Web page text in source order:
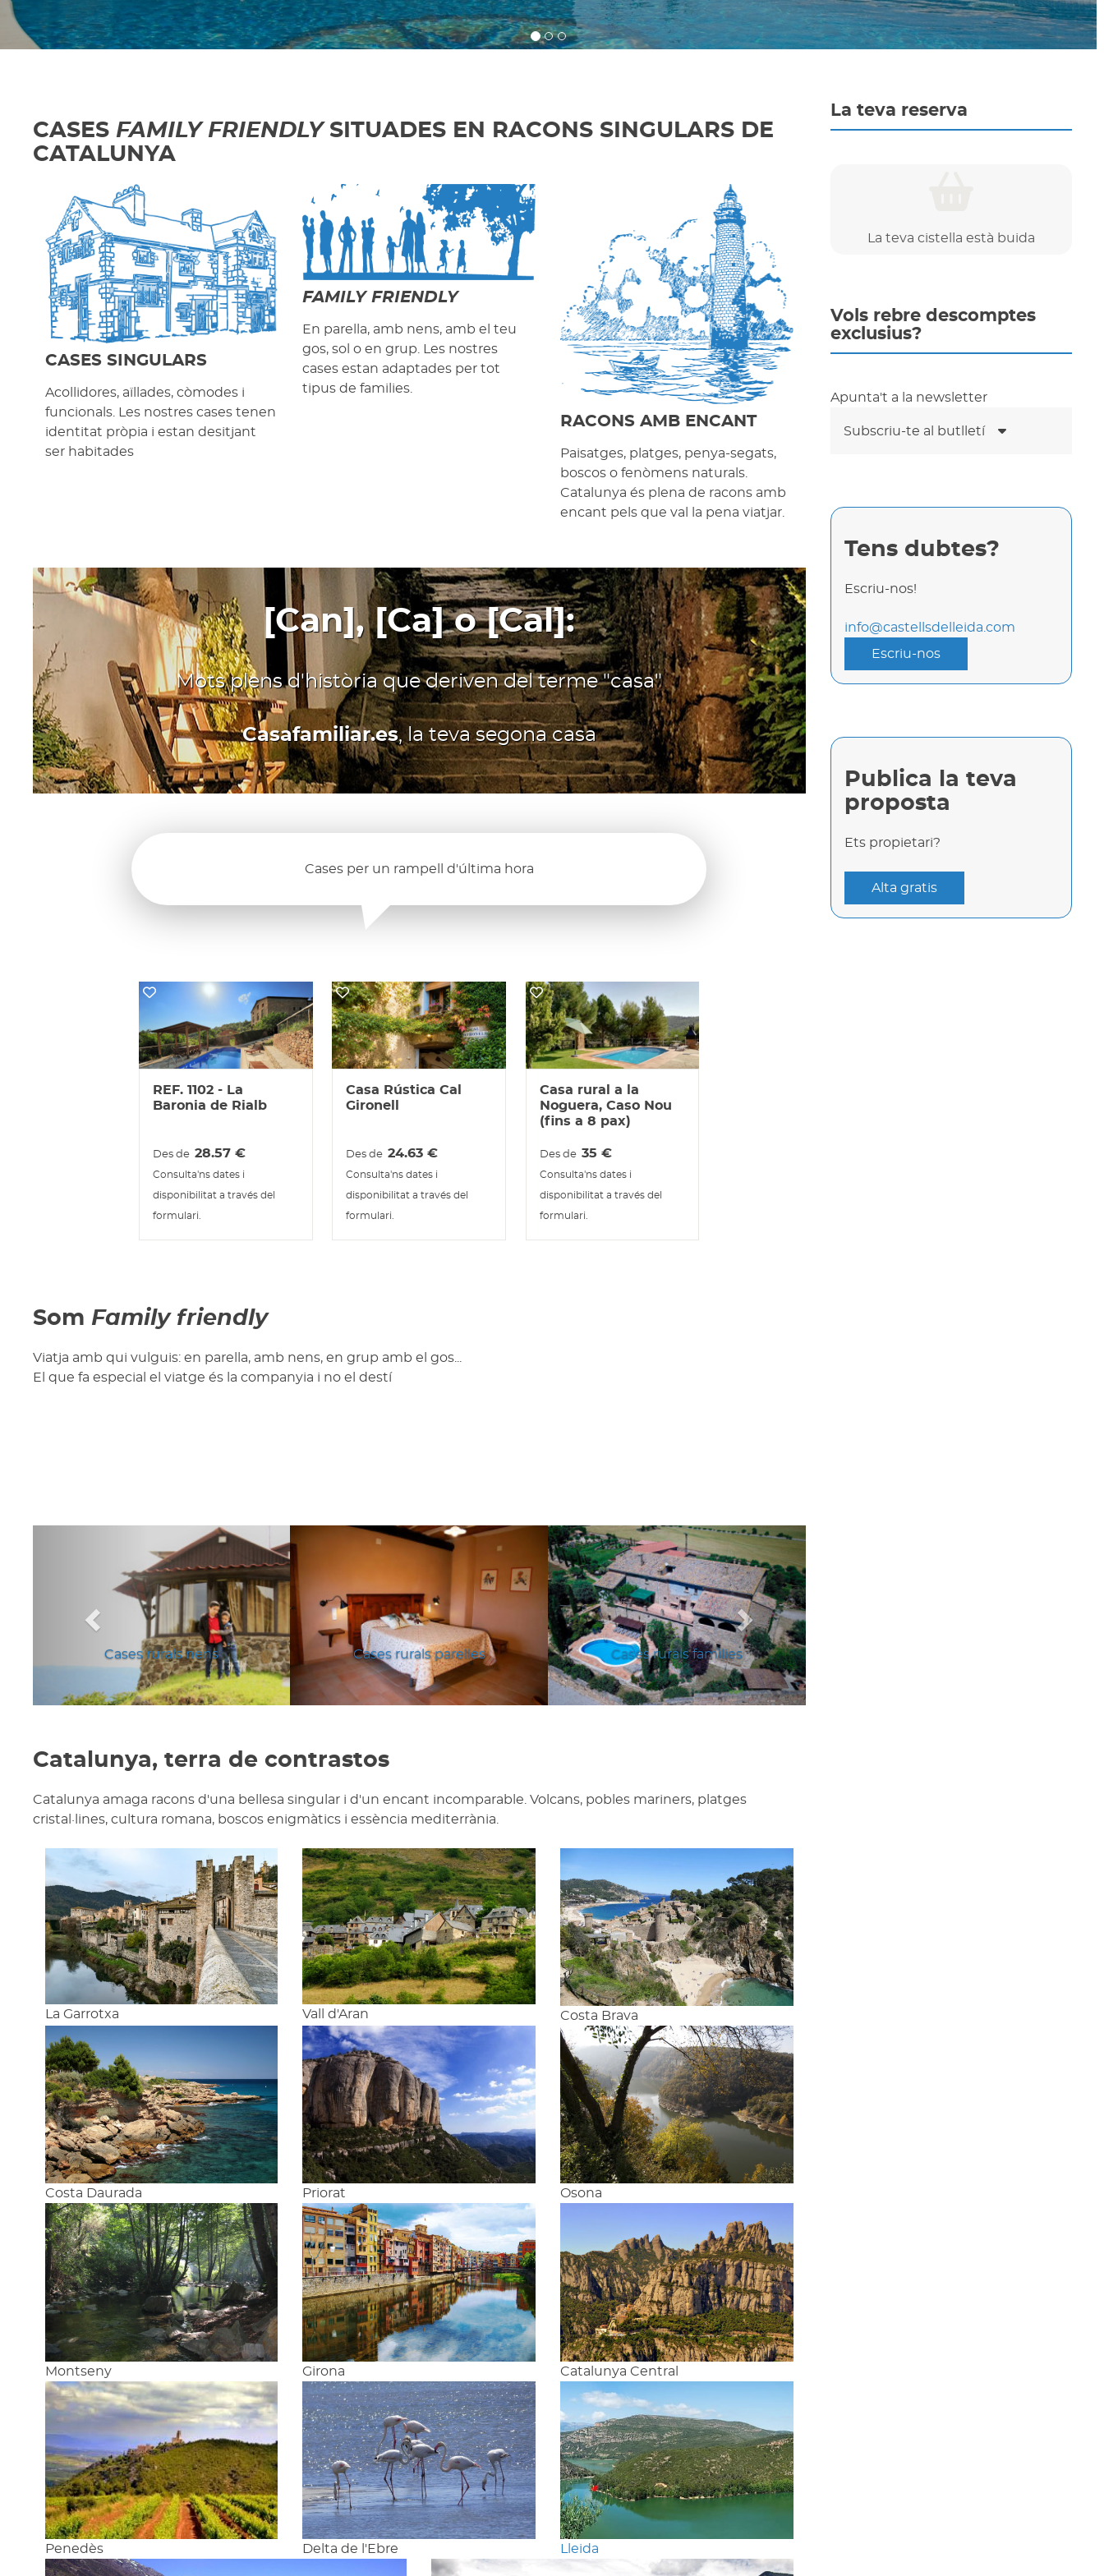
CASES FAMILY FRIENDLYSITUADES EN RACONS SINGULARS DE
CATALUNYA
CASES SINGULARS
Acollidores, aïllades, còmodes i
funcionals. Les nostres cases tenen
identitat pròpia i estan desitjant
ser habitades
FAMILY FRIENDLY
En parella, amb nens, amb el teu
gos, sol o en grup. Les nostres
cases estan adaptades per tot
tipus de families.
RACONS AMB ENCANT
Paisatges, platges, penya-segats,
boscos o fenòmens naturals.
Catalunya és plena de racons amb
encant pels que val la pena viatjar.
[Can], [Ca] o [Cal]:
Mots plens d'història que deriven del terme "casa"
Casafamiliar.es, la teva segona casa
Cases per un rampell d'última hora
REF. 1102 - La
Baronia de Rialb
Des de 28.57 €
Consulta'ns dates i
disponibilitat a través del
formulari.
Casa Rústica Cal
Gironell
Des de 24.63€
Consulta'ns dates i
disponibilitat a través del
formulari.
Casa rural a la
Noguera, Caso Nou
(fins a 8 pax)
Des de 35 €
Consulta'ns dates i
disponibilitat a través del
formulari.
Som Family friendly
Viatja amb qui vulguis: en parella, amb nens, en grup amb el gos...
El que fa especial el viatge és la companyia i no el destí
Cases rurals nens Cases rurals parelles Cases rurals families
Següent
Catalunya, terra de contrastos
Catalunya amaga racons d'una bellesa singular i d'un encant incomparable. Volcans, pobles mariners, platges
cristal·lines, cultura romana, boscos enigmàtics i essència mediterrània.
La Garrotxa Vall d'Aran Costa Brava
Costa Daurada Priorat Osona
Montseny Girona Catalunya Central
Penedès Delta de l'Ebre Lleida
La teva reserva
La teva cistella està buida
Vols rebre descomptes
exclusius?
Apunta't a la newsletter
Subscriu-te al butlletí
Tens dubtes?
Escriu-nos!
info@castellsdelleida.com
Escriu-nos
Publica la teva
proposta
Ets propietari?
Alta gratis